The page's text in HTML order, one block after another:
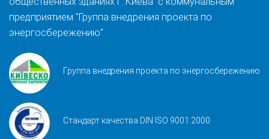
предприятием "Группа внедрения проекта по
энергосбережению".
Группа внедрения проекта по энергосбережению
Стандарт качества DIN ISO 9001:2000